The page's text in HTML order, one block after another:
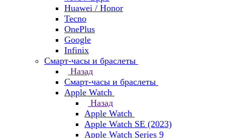
Huawei / Honor
Tecno
OnePlus
Google
Infinix
Смарт-часы и браслеты
Назад
Смарт-часы и браслеты
Apple Watch
Назад
Apple Watch
Apple Watch SE (2023)
Apple Watch Series 9